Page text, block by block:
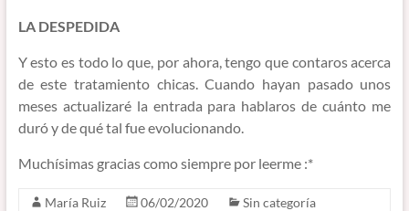
LA DESPEDIDA
Y esto es todo lo que, por ahora, tengo que contaros acerca
de este tratamiento chicas. Cuando hayan pasado unos
meses actualizaré la entrada para hablaros de cuánto me
duró y de qué tal fue evolucionando.
Muchísimas gracias como siempre por leerme :*
María Ruiz 06/02/2020
Sin categoría